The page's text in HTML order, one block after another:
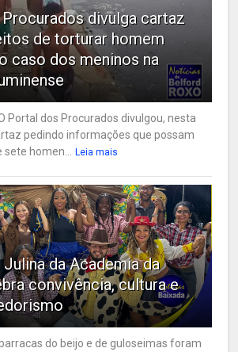
divulga cartaz
de torturar homem
caso dos meninos na
O Portal dos Procurados divulgou, nesta
pedindo informações que possam
homen...
Leia mais
Julina da Academia da
convivência, cultura e
do beijo e de guloseimas foram